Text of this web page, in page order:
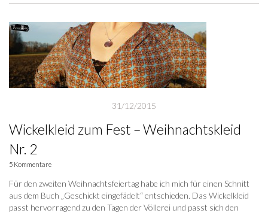
31/12/2015
Wickelkleid zum Fest – Weihnachtskleid
Nr. 2
5 Kommentare
Für den zweiten Weihnachtsfeiertag habe ich mich für einen Schnitt
aus dem Buch „Geschickt eingefädelt“ entschieden. Das Wickelkleid
passt hervorragend zu den Tagen der Völlerei und passt sich den